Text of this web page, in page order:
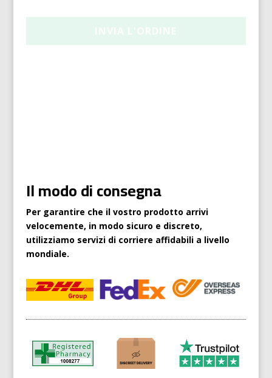
Il modo di consegna
Per garantire che il vostro prodotto arrivi
velocemente, in modo sicuro e discreto,
utilizziamo servizi di corriere affidabili a livello
mondiale.